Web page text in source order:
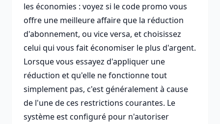
les économies : voyez si le code promo vous
offre une meilleure affaire que la réduction
d'abonnement, ou vice versa, et choisissez
celui qui vous fait économiser le plus d'argent.
Lorsque vous essayez d'appliquer une
réduction et qu'elle ne fonctionne tout
simplement pas, c'est généralement à cause
de l'une de ces restrictions courantes. Le
système est configuré pour n'autoriser